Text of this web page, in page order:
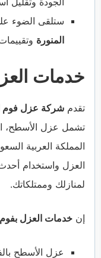
ستلقى الضوء
المنورة
خدمات
تقدم شركة عزل فوم
تشمل عزل الأسطح،
المملكة العربية
العزل واستخدام
لمنازلك وممتلكاتك.
إن خدمات العزل بفوم
عزل الأسطح